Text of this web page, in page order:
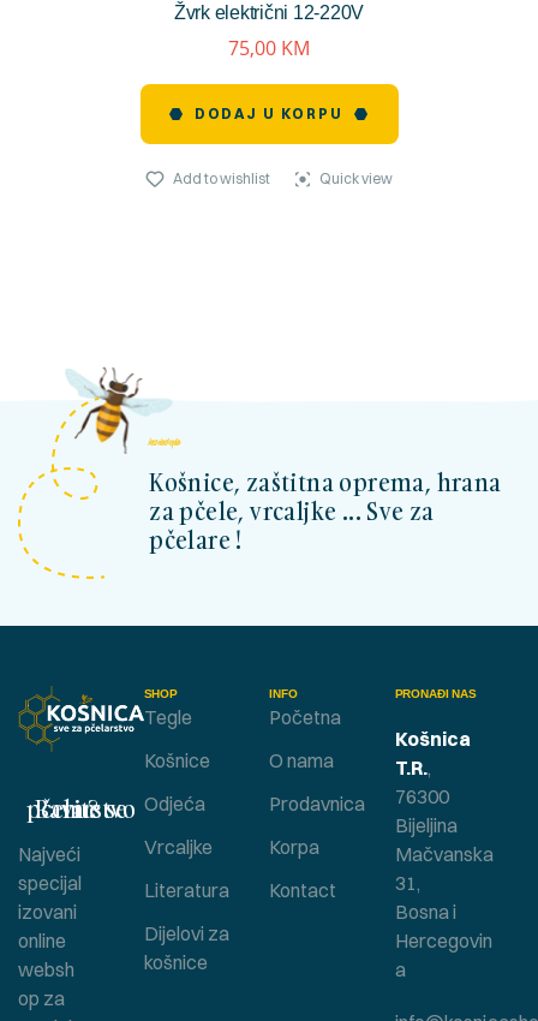
Žvrk električni 12-220V
reviews)
75,00 KM
DODAJ U KORPU
Add to wishlist Quick view
kosnicashop.ba
Košnice, zaštitna oprema, hrana
za pčele, vrcaljke ... Sve za
pčelare !
SHOP
Tegle
Košnice
Odjeća
Vrcaljke
Literatura
Dijelovi za
košnice
INFO
Početna
O nama
Prodavnica
Korpa
Kontact
Bavite se pčelarstvom ?
Najveći
specijal
izovani
online
websh
op za
PRONAĐI NAS
Košnica
T.R.,
76300
Bijeljina
Mačvanska
31,
Bosna i
Hercegovin
a